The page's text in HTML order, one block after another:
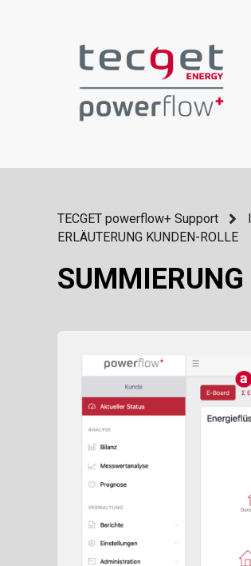
TECGET powerflow+ Support
ERLÄUTERUNG KUNDEN-ROLLE
SUMMIERUNG